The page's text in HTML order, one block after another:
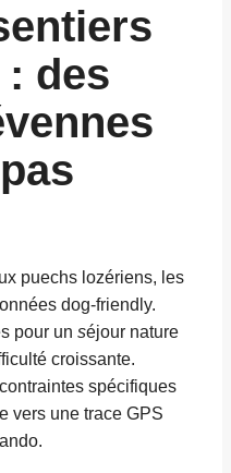
des
puechs lozériens, les
dog-friendly.
pour un séjour nature
croissante.
spécifiques
vers une trace GPS